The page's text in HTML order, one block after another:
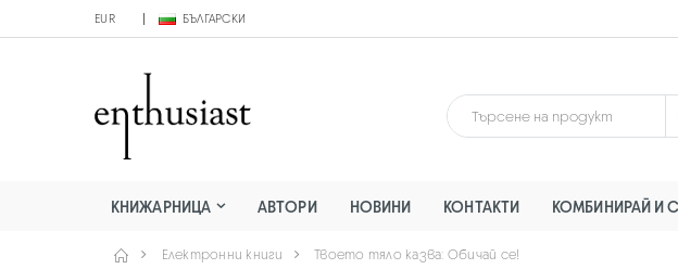
EUR БЪЛГАРСКИ
КНИЖАРНИЦА АВТОРИ НОВИНИ КОНТАКТИ КОМБИНИРАЙ И
Електронни книги Твоето тяло казва: Обичай се!